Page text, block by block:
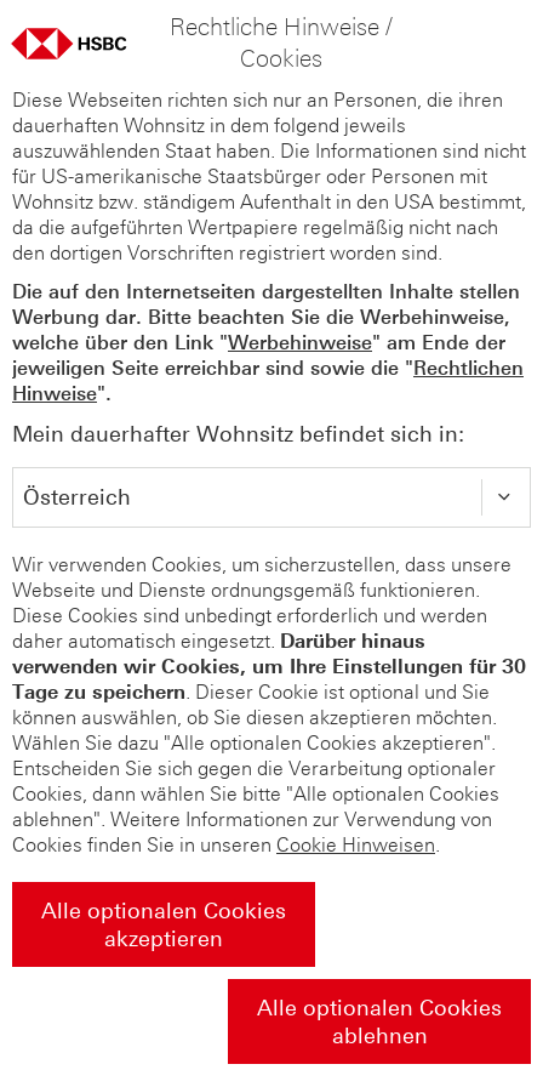
Rechtliche Hinweise /
Cookies
Diese Webseiten richten sich nur an Personen, die ihren
dauerhaften Wohnsitz in dem folgend jeweils
auszuwählenden Staat haben. Die Informationen sind nicht
für US-amerikanische Staatsbürger oder Personen mit
Wohnsitz bzw. ständigem Aufenthalt in den USA bestimmt,
da die aufgeführten Wertpapiere regelmäßig nicht nach
den dortigen Vorschriften registriert worden sind.
Die auf den Internetseiten dargestellten Inhalte stellen
Werbung dar. Bitte beachten Sie die Werbehinweise,
welche über den Link "Werbehinweise" am Ende der
jeweiligen Seite erreichbar sind sowie die "Rechtlichen
Hinweise".
Mein dauerhafter Wohnsitz befindet sich in:
Wir verwenden Cookies, um sicherzustellen, dass unsere
Webseite und Dienste ordnungsgemäß funktionieren.
Diese Cookies sind unbedingt erforderlich und werden
daher automatisch eingesetzt. Darüber hinaus
verwenden wir Cookies, um Ihre Einstellungen für 30
Tage zu speichern. Dieser Cookie ist optional und Sie
können auswählen, ob Sie diesen akzeptieren möchten.
Wählen Sie dazu "Alle optionalen Cookies akzeptieren".
Entscheiden Sie sich gegen die Verarbeitung optionaler
Cookies, dann wählen Sie bitte "Alle optionalen Cookies
ablehnen". Weitere Informationen zur Verwendung von
Cookies finden Sie in unseren Cookie Hinweisen.
Alle optionalen Cookies
akzeptieren
Alle optionalen Cookies
ablehnen